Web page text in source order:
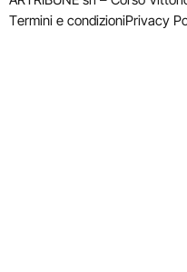
Termini e condizioniPrivacy